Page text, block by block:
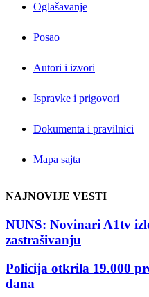
Oglašavanje
Posao
Autori i izvori
Ispravke i prigovori
Dokumenta i pravilnici
Mapa sajta
NAJNOVIJE VESTI
NUNS: Novinari A1tv
zastrašivanju
Policija otkrila 19.000
dana